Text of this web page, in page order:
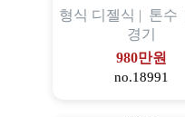
형식 디젤식 | 톤수
경기
980만원
no.18991